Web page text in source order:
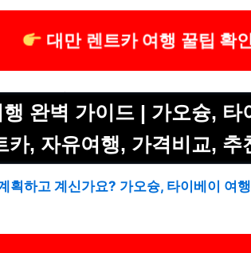
대만 렌트카 여행 꿀팁 확인
완벽 가이드 | 가오슝, 타
카, 자유여행, 가격비교, 추
획하고 계신가요? 가오슝, 타이베이 여